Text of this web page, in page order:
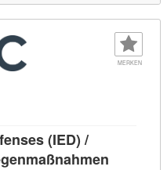
MERKEN
(IED) /